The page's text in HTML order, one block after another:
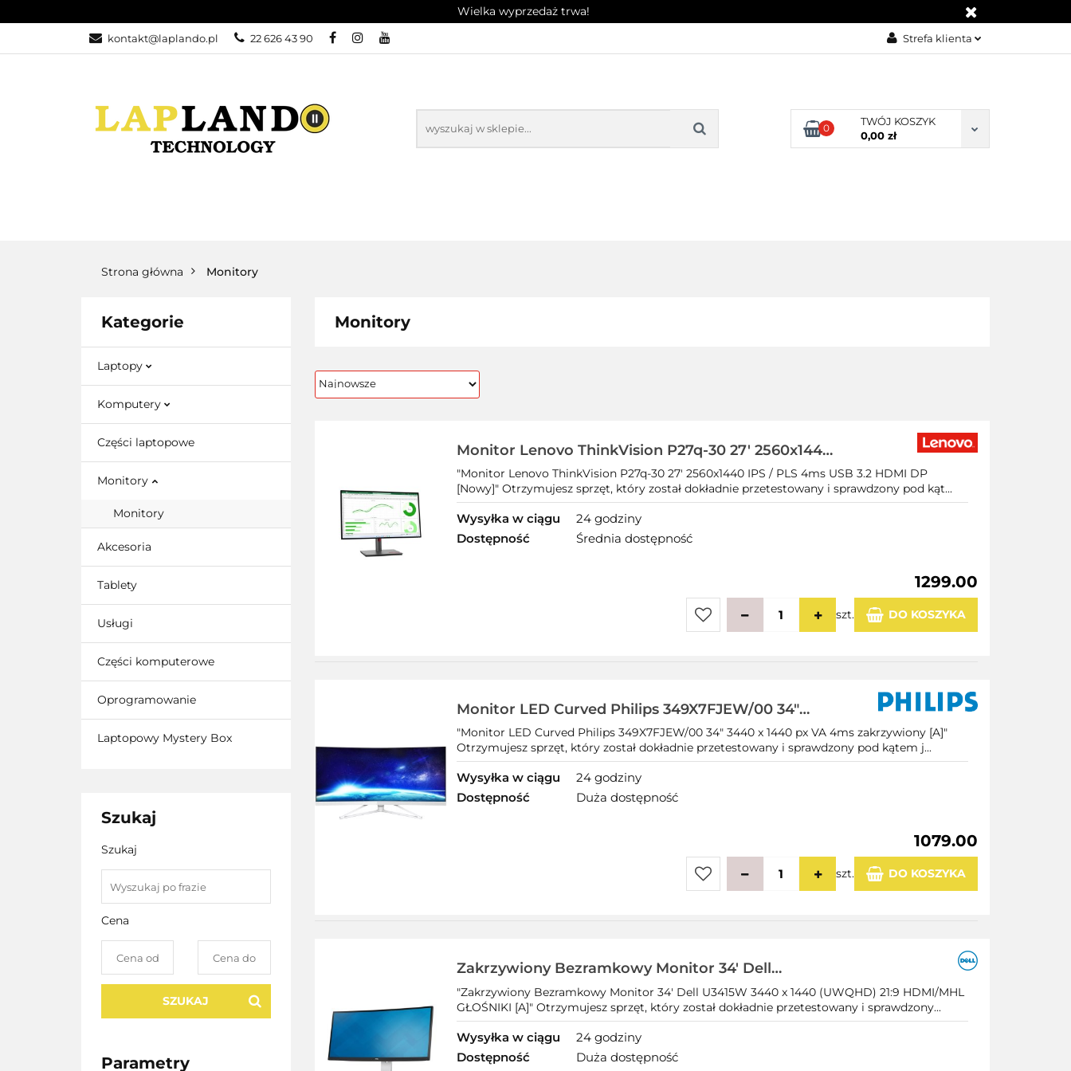
Wielka wyprzedaż trwa!
kontakt@laplando.pl 22 626 43 90 Strefa klienta
Dodaj zgłoszenie
0
TWÓJ KOSZYK
0,00 zł
LAPTOPY KOMPUTERY WYPRZEDAŻ OPINIE FAQ CENTRUM POMOCY
Strona główna Monitory
Kategorie
Laptopy
Komputery
Części laptopowe
Monitory
Monitory
Akcesoria
Tablety
Usługi
Części komputerowe
Oprogramowanie
Laptopowy Mystery Box
Szukaj
Szukaj
Cena
SZUKAJ
Parametry
Monitory
Monitor Lenovo ThinkVision P27q-30 27' 2560x1440
IPS / PLS 4ms USB 3.2 HDMI DP [Nowy]
"Monitor Lenovo ThinkVision P27q-30 27' 2560x1440 IPS / PLS 4ms USB 3.2 HDMI DP
[Nowy]" Otrzymujesz sprzęt, który został dokładnie przetestowany i sprawdzony pod kąt...
Wysyłka w ciągu
24 godziny
Dostępność
Średnia dostępność
1299.00
szt. DO KOSZYKA
Monitor LED Curved Philips 349X7FJEW/00 34"
3440 x 1440 px VA 4ms zakrzywiony [A]
"Monitor LED Curved Philips 349X7FJEW/00 34" 3440 x 1440 px VA 4ms zakrzywiony [A]"
Otrzymujesz sprzęt, który został dokładnie przetestowany i sprawdzony pod kątem j...
Wysyłka w ciągu
24 godziny
Dostępność
Duża dostępność
1079.00
szt. DO KOSZYKA
Zakrzywiony Bezramkowy Monitor 34' Dell
U3415W 3440 x 1440 (UWQHD) 21:9 HDMI/MHL
GŁOŚNIKI [A]
"Zakrzywiony Bezramkowy Monitor 34' Dell U3415W 3440 x 1440 (UWQHD) 21:9 HDMI/MHL
GŁOŚNIKI [A]" Otrzymujesz sprzęt, który został dokładnie przetestowany i sprawdzony...
Wysyłka w ciągu
24 godziny
Dostępność
Duża dostępność